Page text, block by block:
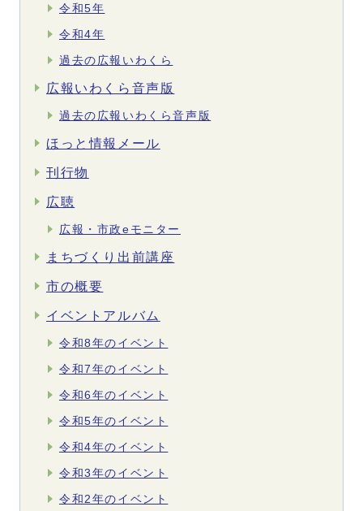
令和5年
令和4年
過去の広報いわくら
広報いわくら音声版
過去の広報いわくら音声版
ほっと情報メール
刊行物
広聴
広報・市政eモニター
まちづくり出前講座
市の概要
イベントアルバム
令和8年のイベント
令和7年のイベント
令和6年のイベント
令和5年のイベント
令和4年のイベント
令和3年のイベント
令和2年のイベント